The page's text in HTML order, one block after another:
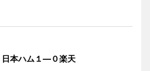
日本ハム１―０楽天